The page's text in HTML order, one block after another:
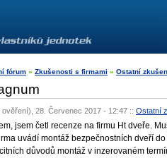
fórum » Zkušenosti s firmami » Ostatní
ověření), 28. Červenec 2017 - 12:47 :: Ostatní
jsem četl recenze na firmu Ht dveře.
uvádí montáž bezpečnostních dveří
důvodů montáž v inzerovaném